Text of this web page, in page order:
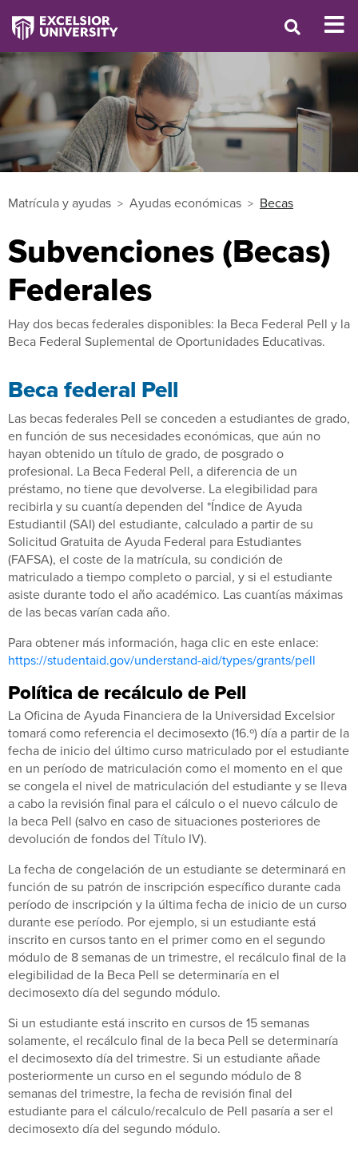
Matrícula y ayudas Ayudas económicas Becas
Subvenciones (Becas)
Federales
Hay dos becas federales disponibles: la Beca Federal Pell y la
Beca Federal Suplemental de Oportunidades Educativas.
Beca federal Pell
Las becas federales Pell se conceden a estudiantes de grado,
en función de sus necesidades económicas, que aún no
hayan obtenido un título de grado, de posgrado o
profesional. La Beca Federal Pell, a diferencia de un
préstamo, no tiene que devolverse. La elegibilidad para
recibirla y su cuantía dependen del *Índice de Ayuda
Estudiantil (SAI) del estudiante, calculado a partir de su
Solicitud Gratuita de Ayuda Federal para Estudiantes
(FAFSA), el coste de la matrícula, su condición de
matriculado a tiempo completo o parcial, y si el estudiante
asiste durante todo el año académico. Las cuantías máximas
de las becas varían cada año.
Para obtener más información, haga clic en este enlace:
https://studentaid.gov/understand-aid/types/grants/pell
Política de recálculo de Pell
La Oficina de Ayuda Financiera de la Universidad Excelsior
tomará como referencia el decimosexto (16.º) día a partir de la
fecha de inicio del último curso matriculado por el estudiante
en un período de matriculación como el momento en el que
se congela el nivel de matriculación del estudiante y se lleva
a cabo la revisión final para el cálculo o el nuevo cálculo de
la beca Pell (salvo en caso de situaciones posteriores de
devolución de fondos del Título IV).
La fecha de congelación de un estudiante se determinará en
función de su patrón de inscripción específico durante cada
período de inscripción y la última fecha de inicio de un curso
durante ese período. Por ejemplo, si un estudiante está
inscrito en cursos tanto en el primer como en el segundo
módulo de 8 semanas de un trimestre, el recálculo final de la
elegibilidad de la Beca Pell se determinaría en el
decimosexto día del segundo módulo.
Si un estudiante está inscrito en cursos de 15 semanas
solamente, el recálculo final de la beca Pell se determinaría
el decimosexto día del trimestre. Si un estudiante añade
posteriormente un curso en el segundo módulo de 8
semanas del trimestre, la fecha de revisión final del
estudiante para el cálculo/recalculo de Pell pasaría a ser el
decimosexto día del segundo módulo.